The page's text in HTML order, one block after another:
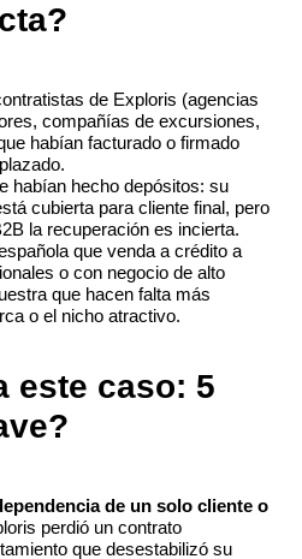
de Exploris (agencias
compañías de excursiones,
habían facturado o firmado
habían hecho depósitos: su
cubierta para cliente final, pero
la recuperación es incierta.
que venda a crédito a
o con negocio de alto
que hacen falta más
o el nicho atractivo.
este caso: 5
de un solo cliente o
perdió un contrato
que desestabilizó su